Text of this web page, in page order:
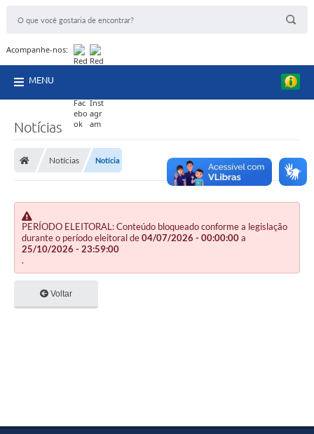
Acompanhe-nos:
MENU
Notícias
Notícias Notícia
PERÍODO ELEITORAL: Conteúdo bloqueado conforme a legislação
durante o período eleitoral de04/07/2026 - 00:00:00a
25/10/2026 - 23:59:00
.
Voltar